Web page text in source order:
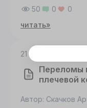
50
0
0
читать»
21 авг. 2018
Переломы
плечевой
Автор: Скачков
Этот
Для
необходимы